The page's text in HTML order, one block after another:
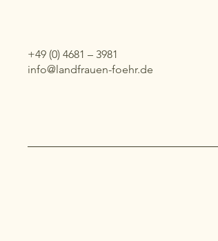
+49 (0) 4681 – 3981
info@landfrauen-foehr.de